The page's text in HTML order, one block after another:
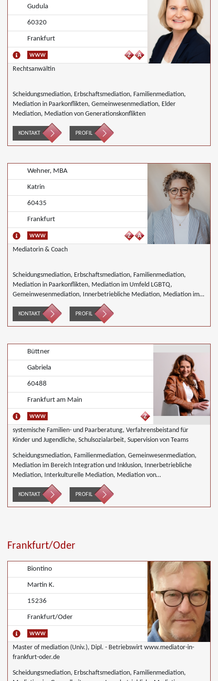
Gudula
60320
Frankfurt
Rechtsanwältin
Scheidungsmediation, Erbschaftsmediation, Familienmediation,
Mediation in Paarkonflikten, Gemeinwesenmediation, Elder
Mediation, Mediation von Generationskonflikten
KONTAKT PROFIL
Wehner, MBA
Katrin
60435
Frankfurt
Mediatorin & Coach
Scheidungsmediation, Erbschaftsmediation, Familienmediation,
Mediation in Paarkonflikten, Mediation im Umfeld LGBTQ,
Gemeinwesenmediation, Innerbetriebliche Mediation, Mediation im
öffentlichen Bereich, Nachbarschaftsmediation, Schulmediation
KONTAKT PROFIL
Büttner
Gabriela
60488
Frankfurt am Main
systemische Familien- und Paarberatung, Verfahrensbeistand für
Kinder und Jugendliche, Schulsozialarbeit, Supervision von Teams
Scheidungsmediation, Familienmediation, Gemeinwesenmediation,
Mediation im Bereich Integration und Inklusion, Innerbetriebliche
Mediation, Interkulturelle Mediation, Mediation von
Generationskonflikten, Mediation bei Team- und Gruppenkonflikten,
Mediation von Unternehmensnachfolgen, Schulmediation, Begleiteter
KONTAKT PROFIL
Frankfurt/Oder
Biontino
Martin K.
15236
Frankfurt/Oder
Master of mediation (Univ.), Dipl. - Betriebswirt www.mediator-in-
frankfurt-oder.de
Scheidungsmediation, Erbschaftsmediation, Familienmediation,